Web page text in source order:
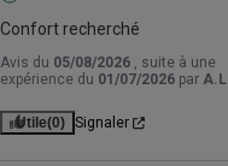
Confort recherché
Avis du 05/08/2026 , suite à une
expérience du 01/07/2026 par
Utile(0) Signaler